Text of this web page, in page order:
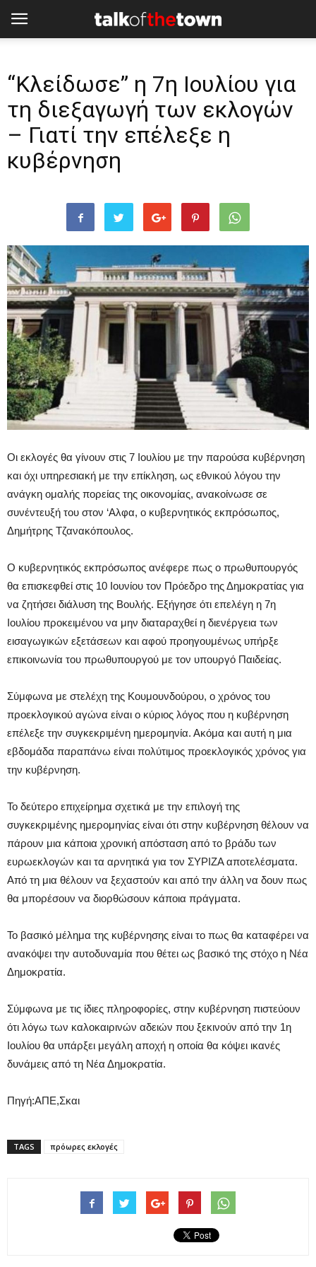
“Κλείδωσε” η 7η Ιουλίου για
τη διεξαγωγή των εκλογών
– Γιατί την επέλεξε η
κυβέρνηση
Οι εκλογές θα γίνουν στις 7 Ιουλίου με την παρούσα κυβέρνηση
και όχι υπηρεσιακή με την επίκληση, ως εθνικού λόγου την
ανάγκη ομαλής πορείας της οικονομίας, ανακοίνωσε σε
συνέντευξή του στον ‘Αλφα, ο κυβερνητικός εκπρόσωπος,
Δημήτρης Τζανακόπουλος.
Ο κυβερνητικός εκπρόσωπος ανέφερε πως ο πρωθυπουργός
θα επισκεφθεί στις 10 Ιουνίου τον Πρόεδρο της Δημοκρατίας για
να ζητήσει διάλυση της Βουλής. Eξήγησε ότι επελέγη η 7η
Ιουλίου προκειμένου να μην διαταραχθεί η διενέργεια των
εισαγωγικών εξετάσεων και αφού προηγουμένως υπήρξε
επικοινωνία του πρωθυπουργού με τον υπουργό Παιδείας.
Σύμφωνα με στελέχη της Κουμουνδούρου, ο χρόνος του
προεκλογικού αγώνα είναι ο κύριος λόγος που η κυβέρνηση
επέλεξε την συγκεκριμένη ημερομηνία. Ακόμα και αυτή η μια
εβδομάδα παραπάνω είναι πολύτιμος προεκλογικός χρόνος για
την κυβέρνηση.
Το δεύτερο επιχείρημα σχετικά με την επιλογή της
συγκεκριμένης ημερομηνίας είναι ότι στην κυβέρνηση θέλουν να
πάρουν μια κάποια χρονική απόσταση από το βράδυ των
ευρωεκλογών και τα αρνητικά για τον ΣΥΡΙΖΑ αποτελέσματα.
Από τη μια θέλουν να ξεχαστούν και από την άλλη να δουν πως
θα μπορέσουν να διορθώσουν κάποια πράγματα.
Το βασικό μέλημα της κυβέρνησης είναι το πως θα καταφέρει να
ανακόψει την αυτοδυναμία που θέτει ως βασικό της στόχο η Νέα
Δημοκρατία.
Σύμφωνα με τις ίδιες πληροφορίες, στην κυβέρνηση πιστεύουν
ότι λόγω των καλοκαιρινών αδειών που ξεκινούν από την 1η
Ιουλίου θα υπάρξει μεγάλη αποχή η οποία θα κόψει ικανές
δυνάμεις από τη Νέα Δημοκρατία.
Πηγή:ΑΠΕ,Σκαι
TAGS πρόωρες εκλογές